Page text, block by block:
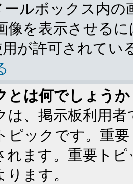
ールボックス内
像を表示させる
用が許可されて
とは何でしょうか
は、掲示板利用
ピックです。重
れます。重要ト
ます。